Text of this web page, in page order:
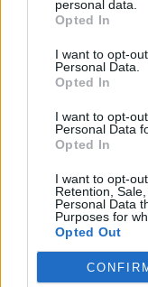
personal data.
Opted In
I want to opt-
Personal Data.
Opted In
I want to opt-
Personal Data
Opted In
I want to opt-
Retention,
Personal Data
Purposes for
Opted Out